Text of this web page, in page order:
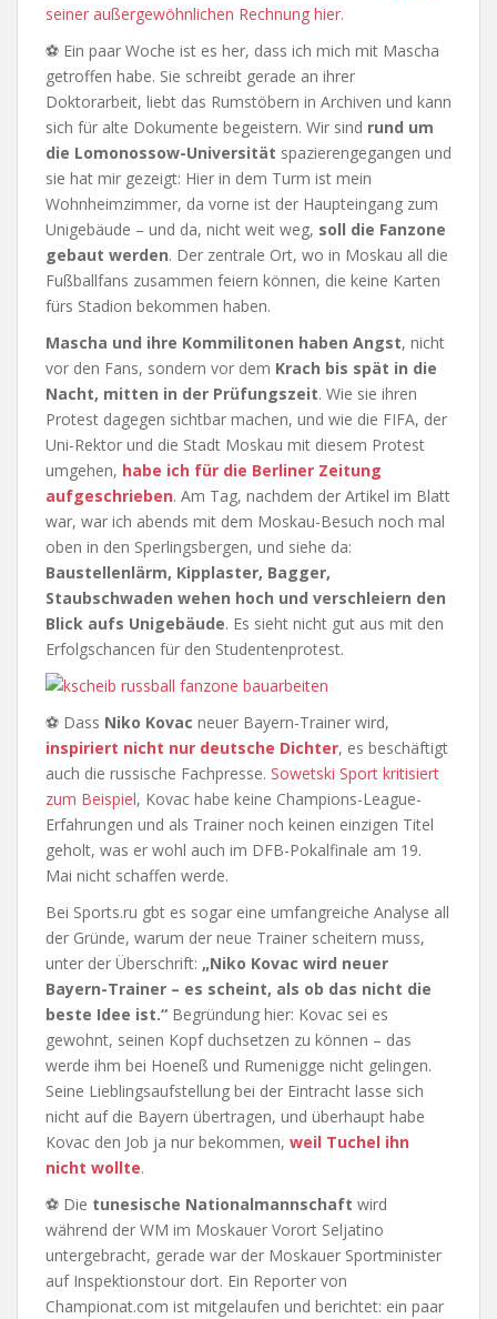
seiner außergewöhnlichen Rechnung hier.
⚽ Ein paar Woche ist es her, dass ich mich mit Mascha
getroffen habe. Sie schreibt gerade an ihrer
Doktorarbeit, liebt das Rumstöbern in Archiven und kann
sich für alte Dokumente begeistern. Wir sind rund um
die Lomonossow-Universität spazierengegangen und
sie hat mir gezeigt: Hier in dem Turm ist mein
Wohnheimzimmer, da vorne ist der Haupteingang zum
Unigebäude – und da, nicht weit weg, soll die Fanzone
gebaut werden. Der zentrale Ort, wo in Moskau all die
Fußballfans zusammen feiern können, die keine Karten
fürs Stadion bekommen haben.
Mascha und ihre Kommilitonen haben Angst, nicht
vor den Fans, sondern vor dem Krach bis spät in die
Nacht, mitten in der Prüfungszeit. Wie sie ihren
Protest dagegen sichtbar machen, und wie die FIFA, der
Uni-Rektor und die Stadt Moskau mit diesem Protest
umgehen, habe ich für die Berliner Zeitung
aufgeschrieben. Am Tag, nachdem der Artikel im Blatt
war, war ich abends mit dem Moskau-Besuch noch mal
oben in den Sperlingsbergen, und siehe da:
Baustellenlärm, Kipplaster, Bagger,
Staubschwaden wehen hoch und verschleiern den
Blick aufs Unigebäude. Es sieht nicht gut aus mit den
Erfolgschancen für den Studentenprotest.
⚽ Dass Niko Kovac neuer Bayern-Trainer wird,
inspiriert nicht nur deutsche Dichter, es beschäftigt
auch die russische Fachpresse. Sowetski Sport kritisiert
zum Beispiel, Kovac habe keine Champions-League-
Erfahrungen und als Trainer noch keinen einzigen Titel
geholt, was er wohl auch im DFB-Pokalfinale am 19.
Mai nicht schaffen werde.
Bei Sports.ru gbt es sogar eine umfangreiche Analyse all
der Gründe, warum der neue Trainer scheitern muss,
unter der Überschrift: „Niko Kovac wird neuer
Bayern-Trainer – es scheint, als ob das nicht die
beste Idee ist.“ Begründung hier: Kovac sei es
gewohnt, seinen Kopf duchsetzen zu können – das
werde ihm bei Hoeneß und Rumenigge nicht gelingen.
Seine Lieblingsaufstellung bei der Eintracht lasse sich
nicht auf die Bayern übertragen, und überhaupt habe
Kovac den Job ja nur bekommen, weil Tuchel ihn
nicht wollte.
⚽ Die tunesische Nationalmannschaft wird
während der WM im Moskauer Vorort Seljatino
untergebracht, gerade war der Moskauer Sportminister
auf Inspektionstour dort. Ein Reporter von
Championat.com ist mitgelaufen und berichtet: ein paar